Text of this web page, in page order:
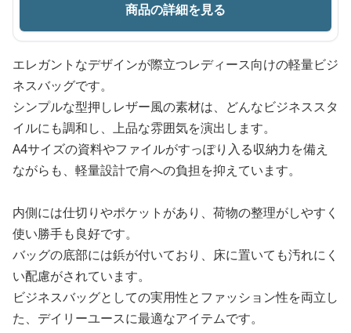
商品の詳細を見る
エレガントなデザインが際立つレディース向けの軽量ビジ
ネスバッグです。
シンプルな型押しレザー風の素材は、どんなビジネススタ
イルにも調和し、上品な雰囲気を演出します。
A4サイズの資料やファイルがすっぽり入る収納力を備え
ながらも、軽量設計で肩への負担を抑えています。
内側には仕切りやポケットがあり、荷物の整理がしやすく
使い勝手も良好です。
バッグの底部には鋲が付いており、床に置いても汚れにく
い配慮がされています。
ビジネスバッグとしての実用性とファッション性を両立し
た、デイリーユースに最適なアイテムです。